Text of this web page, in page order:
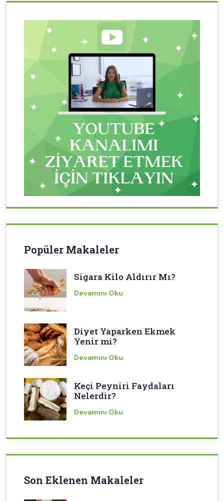
Popüler Makaleler
Sigara Kilo Aldırır Mı?
Devamını Oku
Diyet Yaparken Ekmek
Yenir mi?
Devamını Oku
Keçi Peyniri Faydaları
Nelerdir?
Devamını Oku
Son Eklenen Makaleler